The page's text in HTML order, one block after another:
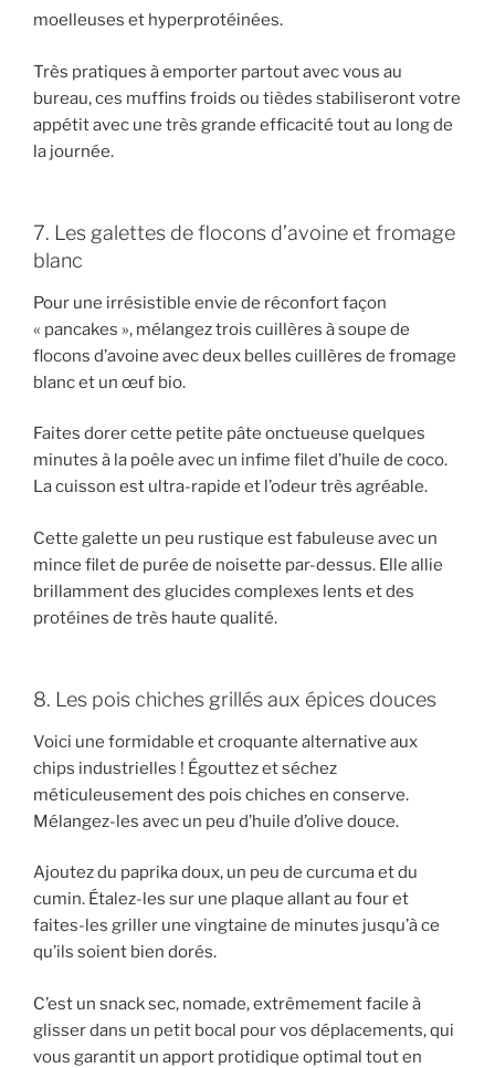
moelleuses et hyperprotéinées.
Très pratiques à emporter partout avec vous au
bureau, ces muffins froids ou tièdes stabiliseront votre
appétit avec une très grande efficacité tout au long de
la journée.
7. Les galettes de flocons d’avoine et fromage
blanc
Pour une irrésistible envie de réconfort façon
« pancakes », mélangez trois cuillères à soupe de
flocons d’avoine avec deux belles cuillères de fromage
blanc et un œuf bio.
Faites dorer cette petite pâte onctueuse quelques
minutes à la poêle avec un infime filet d’huile de coco.
La cuisson est ultra-rapide et l’odeur très agréable.
Cette galette un peu rustique est fabuleuse avec un
mince filet de purée de noisette par-dessus. Elle allie
brillamment des glucides complexes lents et des
protéines de très haute qualité.
8. Les pois chiches grillés aux épices douces
Voici une formidable et croquante alternative aux
chips industrielles ! Égouttez et séchez
méticuleusement des pois chiches en conserve.
Mélangez-les avec un peu d’huile d’olive douce.
Ajoutez du paprika doux, un peu de curcuma et du
cumin. Étalez-les sur une plaque allant au four et
faites-les griller une vingtaine de minutes jusqu’à ce
qu’ils soient bien dorés.
C’est un snack sec, nomade, extrêmement facile à
glisser dans un petit bocal pour vos déplacements, qui
vous garantit un apport protidique optimal tout en